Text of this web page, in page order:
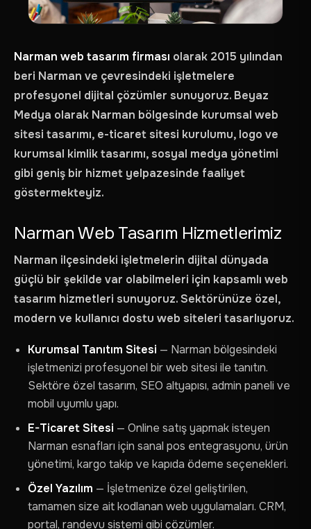
Narman web tasarım firması olarak 2015 yılından
beri Narman ve çevresindeki işletmelere
profesyonel dijital çözümler sunuyoruz. Beyaz
Medya olarak Narman bölgesinde kurumsal web
sitesi tasarımı, e-ticaret sitesi kurulumu, logo ve
kurumsal kimlik tasarımı, sosyal medya yönetimi
gibi geniş bir hizmet yelpazesinde faaliyet
göstermekteyiz.
Narman Web Tasarım Hizmetlerimiz
Narman ilçesindeki işletmelerin dijital dünyada
güçlü bir şekilde var olabilmeleri için kapsamlı web
tasarım hizmetleri sunuyoruz. Sektörünüze özel,
modern ve kullanıcı dostu web siteleri tasarlıyoruz.
Kurumsal Tanıtım Sitesi — Narman bölgesindeki
işletmenizi profesyonel bir web sitesi ile tanıtın.
Sektöre özel tasarım, SEO altyapısı, admin paneli ve
mobil uyumlu yapı.
E-Ticaret Sitesi — Online satış yapmak isteyen
Narman esnafları için sanal pos entegrasyonu, ürün
yönetimi, kargo takip ve kapıda ödeme seçenekleri.
Özel Yazılım — İşletmenize özel geliştirilen,
tamamen size ait kodlanan web uygulamaları. CRM,
portal, randevu sistemi gibi çözümler.